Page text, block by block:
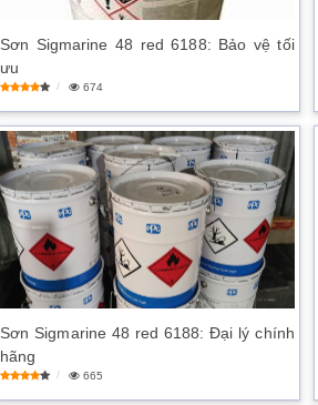
Sơn Sigmarine 48 red 6188: Bảo vệ tối
ưu
674
Sơn Sigmarine 48 red 6188: Đại lý chính
hãng
665